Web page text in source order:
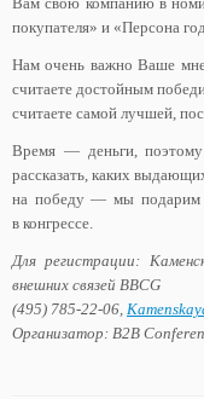
покупателя» и «Персона
Нам очень важно Ваше
считаете достойным
считаете самой лучшей,
Время — деньги,
рассказать, каких
на победу — мы подарим
в конгрессе.
Для регистрации:
внешних связей BBCG
(495) 785-22-06,
Организатор: B2B